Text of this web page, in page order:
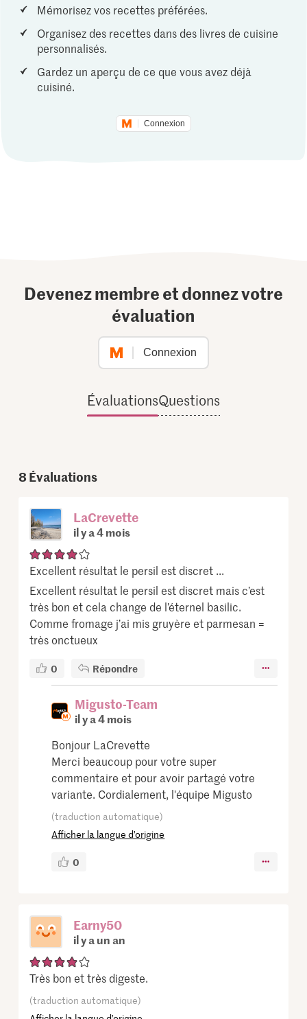
Mémorisez vos recettes préférées.
Organisez des recettes dans des livres de cuisine
personnalisés.
Gardez un aperçu de ce que vous avez déjà
cuisiné.
Connexion
Devenez membre et donnez votre
évaluation
Connexion
ÉvaluationsQuestions
8Évaluations
LaCrevette
il y a 4 mois
Excellent résultat le persil est discret ...
Excellent résultat le persil est discret mais c’est
très bon et cela change de l’éternel basilic.
Comme fromage j’ai mis gruyère et parmesan =
très onctueux
0 Répondre
Migusto-Team
il y a 4 mois
Bonjour LaCrevette
Merci beaucoup pour votre super
commentaire et pour avoir partagé votre
variante. Cordialement, l'équipe Migusto
(traduction automatique)
Afficher la langue d’origine
0
Earny50
il y a un an
Très bon et très digeste.
(traduction automatique)